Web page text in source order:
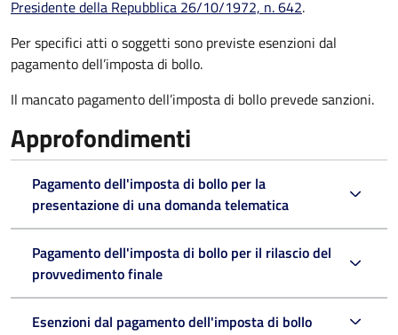
Presidente della Repubblica 26/10/1972, n. 642.
Per specifici atti o soggetti sono previste esenzioni dal
pagamento dell’imposta di bollo.
Il mancato pagamento dell’imposta di bollo prevede sanzioni.
Approfondimenti
Pagamento dell'imposta di bollo per la
presentazione di una domanda telematica
Pagamento dell'imposta di bollo per il rilascio del
provvedimento finale
Esenzioni dal pagamento dell'imposta di bollo